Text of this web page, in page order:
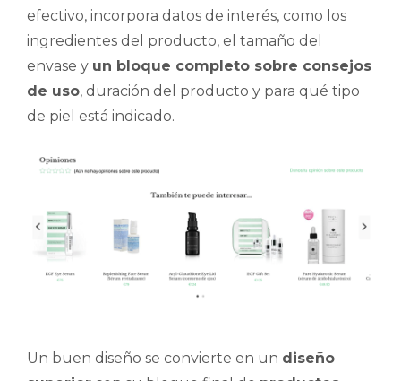
efectivo, incorpora datos de interés, como los
ingredientes del producto, el tamaño del
envase y un bloque completo sobre consejos
de uso, duración del producto y para qué tipo
de piel está indicado.
Un buen diseño se convierte en un diseño